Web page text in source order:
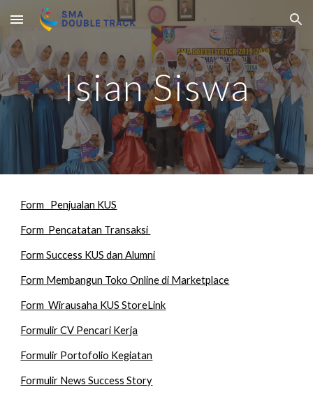
Skip to main content Skip to navigation
Isian Siswa
Form   Penjualan KUS
Form  Pencatatan Transaksi
Form Success KUS dan Alumni
Form Membangun Toko Online di Marketplace
Form  Wirausaha KUS StoreLink
Formulir CV Pencari Kerja
Formulir Portofolio Kegiatan
Formulir News Success Story